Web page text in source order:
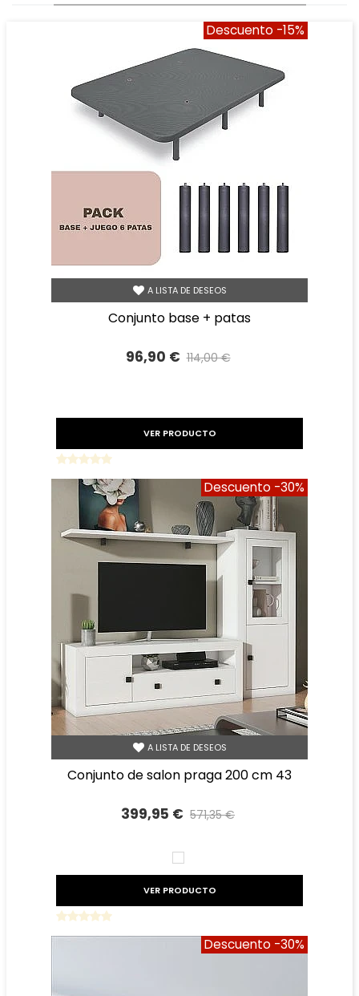
Descuento -15%
A LISTA DE DESEOS
conjunto base + patas
96,90 € 114,00 €
VER PRODUCTO
Descuento -30%
A LISTA DE DESEOS
conjunto de salon praga 200 cm 43
399,95 € 571,35 €
BLANCO
VER PRODUCTO
Descuento -30%